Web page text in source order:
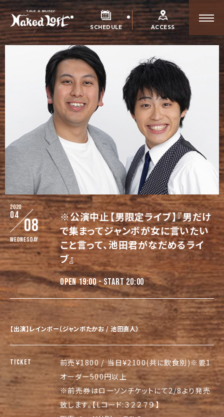
SCHEDULE ACCESS
2020
04
08
Wednesday
※公演中止【男限定ライブ】『男だけ
で集まってジャンボが女に言いたい
こと言って、池田君がなだめるライ
ブ』
OPEN 19:00 - START 20:00
【出演】レインボー（ジャンボたかお / 池田直人）
TICKET
前売¥1800 / 当日¥2100(共に飲食別)※要1
オーダー500円以上
※前売券はローソンチケットにて2/8より発売
致します。【Lコード:３２２７９】